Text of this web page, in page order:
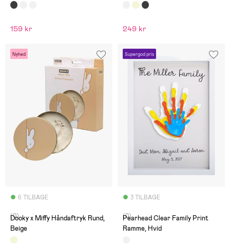
159 kr 249 kr
Nyhed
6 TILBAGE
(0)
Dooky x Miffy Håndaftryk Rund,
Beige
Supergod pris
3 TILBAGE
(0)
Pearhead Clear Family Print
Ramme, Hvid